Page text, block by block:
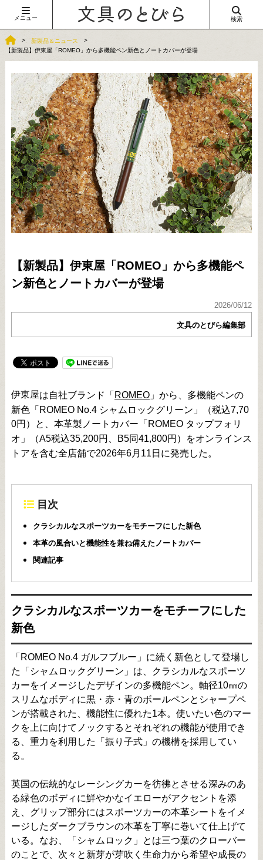
メニュー 検索
新製品＆ニュース
【新製品】伊東屋「ROMEO」から多機能ペン新色とノートカバーが登場
【新製品】伊東屋「ROMEO」から多機能ペ
ン新色とノートカバーが登場
2026/06/12
文具のとびら編集部
伊東屋は自社ブランド「 ROMEO」から、多機能ペンの
新色「ROMEO No.4 シャムロックグリーン」（税込7,70
0円）と、本革製ノートカバー「ROMEO タップフォリ
オ」（A5税込35,200円、B5同41,800円）をオンラインス
トアを含む全店舗で2026年6月11日に発売した。
目次
クラシカルなスポーツカーをモチーフにした新色
本革の風合いと機能性を兼ね備えたノートカバー
関連記事
クラシカルなスポーツカーをモチーフにした
新色
「ROMEO No.4 ガルフブルー」に続く新色として登場し
た「シャムロックグリーン」は、クラシカルなスポーツ
カーをイメージしたデザインの多機能ペン。軸径10㎜の
スリムなボディに黒・赤・青のボールペンとシャープペ
ンが搭載された、機能性に優れた1本。使いたい色のマー
クを上に向けてノックするとそれぞれの機能が使用でき
る、重力を利用した「振り子式」の機構を採用してい
る。
英国の伝統的なレーシングカーを彷彿とさせる深みのあ
る緑色のボディに鮮やかなイエローがアクセントを添
え、グリップ部分にはスポーツカーの本革シートをイメ
ージしたダークブラウンの本革を丁寧に巻いて仕上げて
いる。なお、「シャムロック」とは三つ葉のクローバー
のことで、次々と新芽が芽吹く生命力から希望や成長の